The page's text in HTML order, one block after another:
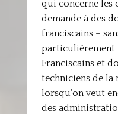
qui concerne les
demande à des
franciscains –
particulièrement
Franciscains et
techniciens de la
lorsqu’on veut
des